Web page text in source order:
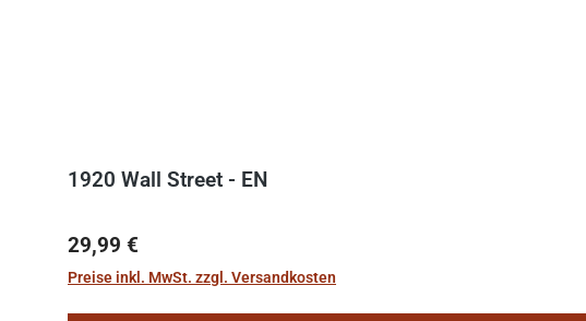
1920 Wall Street - EN
Regulärer Preis:
29,99 €
Preise inkl. MwSt. zzgl. Versandkosten